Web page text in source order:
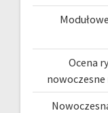
Ocena